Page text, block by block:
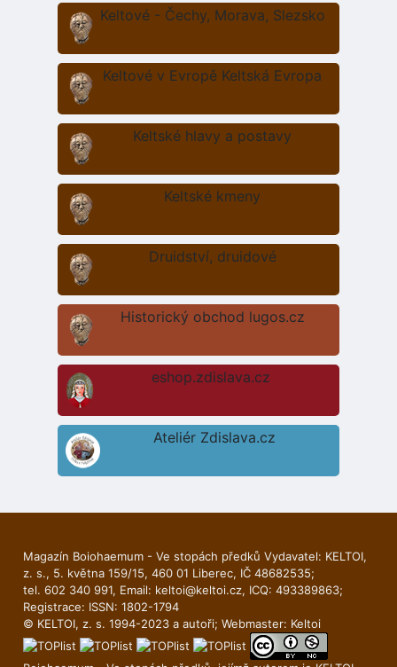
Keltové - Čechy, Morava, Slezsko
Keltové v Evropě Keltská Evropa
Keltské hlavy a postavy
Keltské kmeny
Druidství, druidové
Historický obchod lugos.cz
eshop.zdislava.cz
Ateliér Zdislava.cz
Magazín Boiohaemum - Ve stopách předků Vydavatel: KELTOI,
z. s., 5. května 159/15, 460 01 Liberec, IČ 48682535;
tel. 602 340 991, Email: keltoi@keltoi.cz, ICQ: 493389863;
Registrace: ISSN: 1802-1794
© KELTOI, z. s. 1994-2023 a autoři; Webmaster: Keltoi